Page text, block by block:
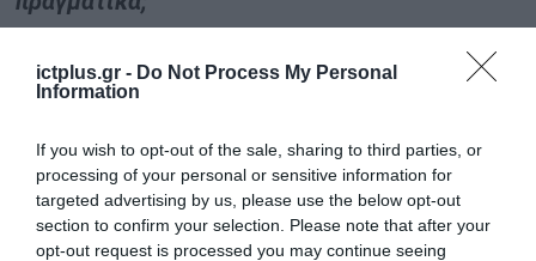
ictplus.gr - Do Not Process My Personal
Information
If you wish to opt-out of the sale, sharing to third parties, or
processing of your personal or sensitive information for
targeted advertising by us, please use the below opt-out
section to confirm your selection. Please note that after your
opt-out request is processed you may continue seeing
Πέτρος Κοραλής:Το Epsilon Smart αποτελεί
μια SaaS λύση, όπου το κόστος της μηνιαίας
είναι προσιτό σε κάθε μικρή ή μεσαία
ελληνική επιχείρηση. Αποτελεί μια cloud
λύση στο Microsoft Azure που εγγυάται